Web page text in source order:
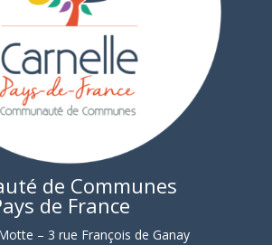
de Communes
de France
– 3 rue François de Ganay